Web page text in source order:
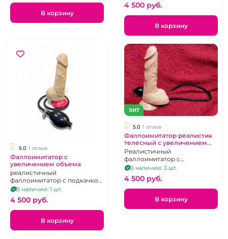
В корзину
4 500 pуб.
В корзину
5.0 1 отзыв
Фаллоимитатор с
увеличением объема
реалистичный
фаллоимитатор с подкачкой,
на присоске, с мошонкой
В наличии: 1 шт.
4 500 pуб.
В корзину
ХИТ
5.0 1 отзыв
Фаллоимитатор реалистик
телесный с увеличением
объема
Реалистичный
фаллоимитатор с
увеличением объёма на
присоске.
В наличии: 3 шт.
4 500 pуб.
В корзину